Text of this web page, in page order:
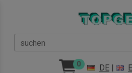
suchen
0 DE |